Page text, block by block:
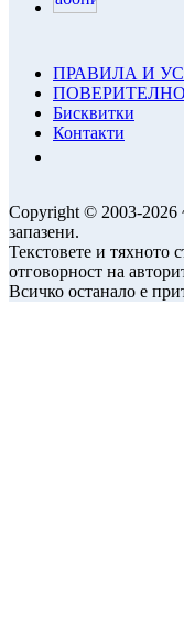
ПРАВИЛА И
Бисквитки
Контакти
Copyright © 2003-2026
запазени.
Текстовете и тяхното
отговорност на
Всичко останало е